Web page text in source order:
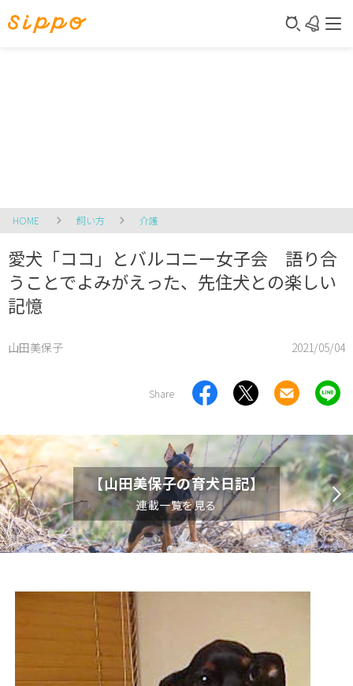
HOME 飼い方 介護
愛犬「ココ」とバルコニー女子会 語り合
うことでよみがえった、先住犬との楽しい
記憶
山田美保子 2021/05/04
Share
【山田美保子の育犬日記】
連載一覧を見る